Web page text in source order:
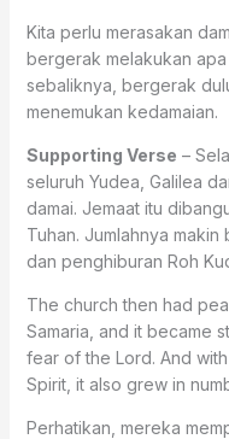
Kita perlu merasakan
bergerak melakukan
sebaliknya, bergerak
menemukan kedamaian.
Supporting Verse –
seluruh Yudea, Galilea
damai. Jemaat itu
Tuhan. Jumlahnya
dan penghiburan Roh
The church then had
Samaria, and it became
fear of the Lord. And
Spirit, it also grew in
Perhatikan, mereka